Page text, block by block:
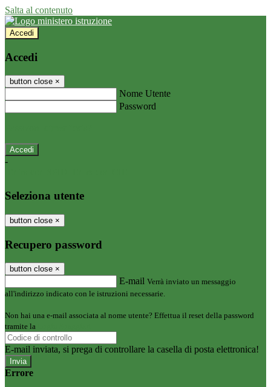
Salta al contenuto
Accedi
Accedi
button close ×
Nome Utente
Password
-
Seleziona utente
button close ×
Recupero password
button close ×
E-mail Verrà inviato un messaggio
all'indirizzo indicato con le istruzioni necessarie.
Non hai una e-mail associata al nome utente? Effettua il reset della password
tramite la
E-mail inviata, si prega di controllare la casella di posta elettronica!
Errore